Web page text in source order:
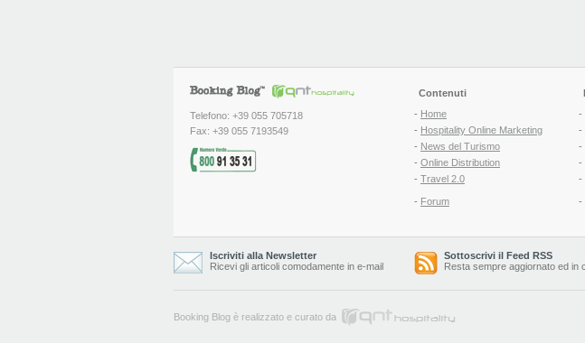
Telefono: +39 055 705718
Fax: +39 055 7193549
Contenuti
- Home
- Hospitality Online Marketing
- News del Turismo
- Online Distribution
- Travel 2.0
- Forum
-
-
-
-
-
-
Iscriviti alla Newsletter
Ricevi gli articoli comodamente in e-mail
Sottoscrivi il Feed RSS
Resta sempre aggiornato ed in
Booking Blog è realizzato e curato da